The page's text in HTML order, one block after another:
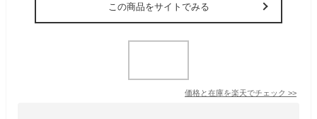
この商品をサイトでみる
価格と在庫を楽天でチェック >>